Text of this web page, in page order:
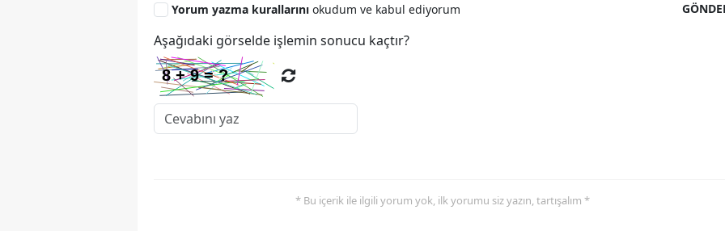
Yorum yazma kurallarını okudum ve kabul ediyorum
Aşağıdaki görselde işlemin sonucu kaçtır?
* Bu içerik ile ilgili yorum yok, ilk yorumu siz yazın, tartışalım *